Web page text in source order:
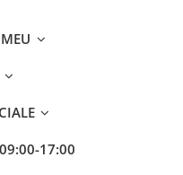
09:00-17:00